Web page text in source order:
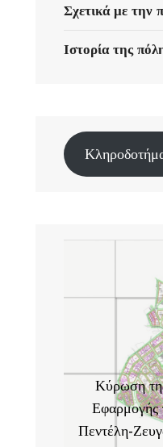
Σχετικά με την
Ιστορία της
Κύρωση
Εφαρμογής
Πεντέλη-